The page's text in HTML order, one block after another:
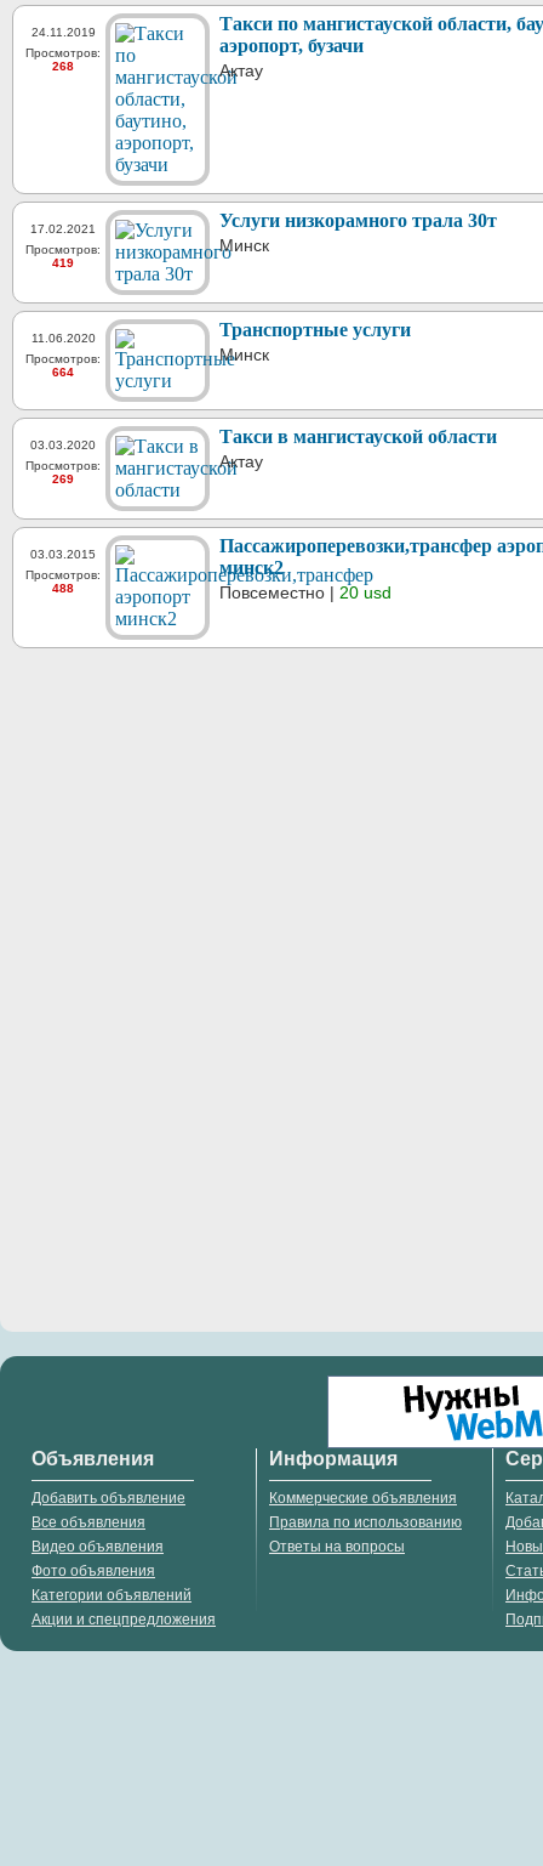
24.11.2019
Просмотров:
268
Такси по мангистауской области,
аэропорт, бузачи
Актау
17.02.2021
Просмотров:
419
Услуги низкорамного трала 30т
Минск
11.06.2020
Просмотров:
664
Транспортные услуги
Минск
03.03.2020
Просмотров:
269
Такси в мангистауской области
Актау
03.03.2015
Просмотров:
488
Пассажироперевозки,трансфер
минск2
Повсеместно | 20 usd
Объявления
Добавить объявление
Все объявления
Видео объявления
Фото объявления
Категории объявлений
Акции и спецпредложения
Информация
Коммерческие объявления
Правила по использованию
Ответы на вопросы